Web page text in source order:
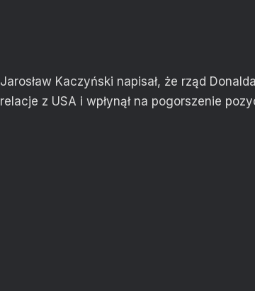
Jarosław Kaczyński napisał, że rząd
relacje z USA i wpłynął na pogorszenie